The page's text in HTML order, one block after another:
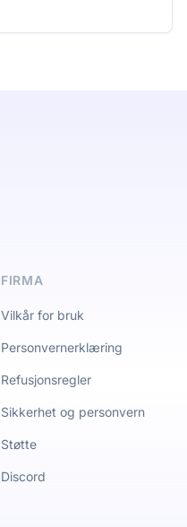
FIRMA
Vilkår for bruk
Personvernerklæring
Refusjonsregler
Sikkerhet og personvern
Støtte
Discord